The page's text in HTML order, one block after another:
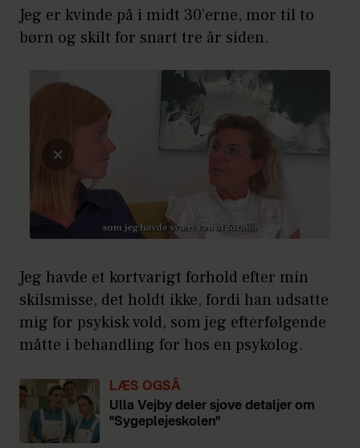
Jeg er kvinde på i midt 30’erne, mor til to
børn og skilt for snart tre år siden.
Jeg havde et kortvarigt forhold efter min
skilsmisse, det holdt ikke, fordi han udsatte
mig for psykisk vold, som jeg efterfølgende
måtte i behandling for hos en psykolog.
LÆS OGSÅ
Ulla Vejby deler sjove detaljer om
"Sygeplejeskolen"